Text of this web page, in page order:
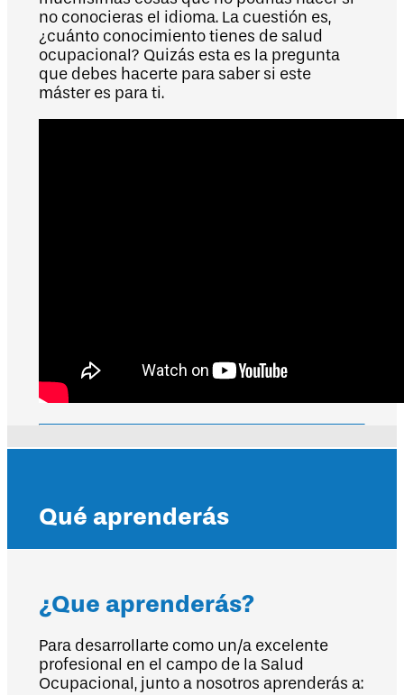
no conocieras el idioma. La cuestión es,
¿cuánto conocimiento tienes de salud
ocupacional? Quizás esta es la pregunta
que debes hacerte para saber si este
máster es para ti.
Qué aprenderás
¿Que aprenderás?
Para desarrollarte como un/a excelente
profesional en el campo de la Salud
Ocupacional, junto a nosotros aprenderás a: